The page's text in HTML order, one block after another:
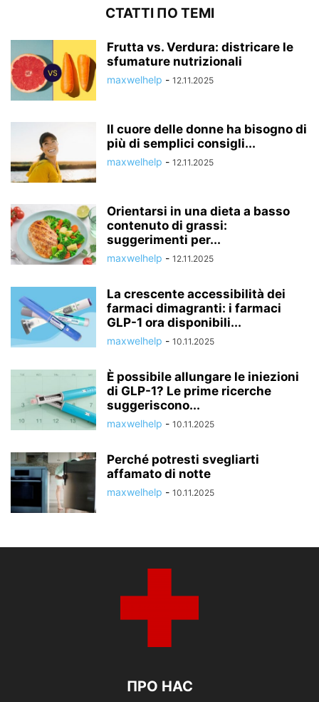
СТАТТІ ПО ТЕМІ
Frutta vs. Verdura: districare le
sfumature nutrizionali
maxwelhelp - 12.11.2025
Il cuore delle donne ha bisogno di
più di semplici consigli...
maxwelhelp - 12.11.2025
Orientarsi in una dieta a basso
contenuto di grassi:
suggerimenti per...
maxwelhelp - 12.11.2025
La crescente accessibilità dei
farmaci dimagranti: i farmaci
GLP-1 ora disponibili...
maxwelhelp - 10.11.2025
È possibile allungare le iniezioni
di GLP-1? Le prime ricerche
suggeriscono...
maxwelhelp - 10.11.2025
Perché potresti svegliarti
affamato di notte
maxwelhelp - 10.11.2025
ПРО НАС